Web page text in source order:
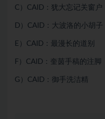
C）CAID：犹大忘记关窗户
D）CAID：大波洛的小胡子
E）CAID：最漫长的道别
F）CAID：奎茵手稿的注脚
G）CAID：御手洗洁精